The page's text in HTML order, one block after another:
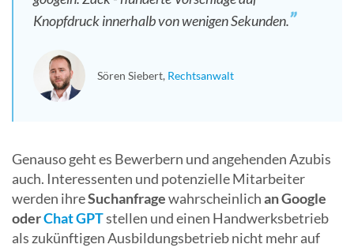
Knopfdruck innerhalb von wenigen Sekunden.
Sören Siebert Rechtsanwalt
Genauso geht es Bewerbern und angehenden Azubis
auch. Interessenten und potenzielle Mitarbeiter
werden ihreSuchanfragewahrscheinlichan Google
oderChat GPTstellen und einen Handwerksbetrieb
als zukünftigen Ausbildungsbetrieb nicht mehr auf